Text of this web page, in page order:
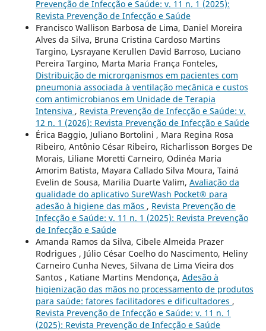
Prevenção de Infecção e Saúde: v. 11 n. 1 (2025):
Revista Prevenção de Infecção e Saúde
Francisco Wallison Barbosa de Lima, Daniel Moreira
Alves da Silva, Bruna Cristina Cardoso Martins
Targino, Lysrayane Kerullen David Barroso, Luciano
Pereira Targino, Marta Maria França Fonteles,
Distribuição de microrganismos em pacientes com
pneumonia associada à ventilação mecânica e custos
com antimicrobianos em Unidade de Terapia
Intensiva , Revista Prevenção de Infecção e Saúde: v.
12 n. 1 (2026): Revista Prevenção de Infecção e Saúde
Érica Baggio, Juliano Bortolini , Mara Regina Rosa
Ribeiro, Antônio César Ribeiro, Richarlisson Borges De
Morais, Liliane Moretti Carneiro, Odinéa Maria
Amorim Batista, Mayara Callado Silva Moura, Tainá
Evelin de Sousa, Marilia Duarte Valim, Avaliação da
qualidade do aplicativo SureWash Pocket® para
adesão à higiene das mãos , Revista Prevenção de
Infecção e Saúde: v. 11 n. 1 (2025): Revista Prevenção
de Infecção e Saúde
Amanda Ramos da Silva, Cibele Almeida Prazer
Rodrigues , Júlio César Coelho do Nascimento, Heliny
Carneiro Cunha Neves, Silvana de Lima Vieira dos
Santos , Katiane Martins Mendonça, Adesão à
higienização das mãos no processamento de produtos
para saúde: fatores facilitadores e dificultadores ,
Revista Prevenção de Infecção e Saúde: v. 11 n. 1
(2025): Revista Prevenção de Infecção e Saúde